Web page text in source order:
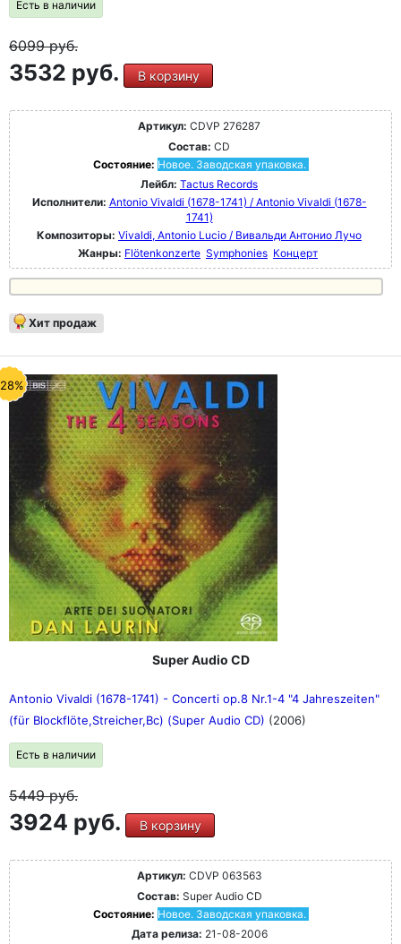
Есть в наличии
6099руб.
3532 руб. В корзину
Артикул: CDVP 276287
Состав: CD
Состояние: Новое. Заводская упаковка.
Лейбл: Tactus Records
Исполнители: Antonio Vivaldi (1678-1741) / Antonio Vivaldi (1678-
1741)
Композиторы: Vivaldi, Antonio Lucio / Вивальди Антонио Лучо
Жанры: Flötenkonzerte Symphonies Концерт
Хит продаж
Super Audio CD
Antonio Vivaldi (1678-1741) - Concerti op.8 Nr.1-4 "4 Jahreszeiten"
(für Blockflöte,Streicher,Bc) (Super Audio CD) (2006)
Есть в наличии
5449руб.
3924 руб. В корзину
Артикул: CDVP 063563
Состав: Super Audio CD
Состояние: Новое. Заводская упаковка.
Дата релиза: 21-08-2006